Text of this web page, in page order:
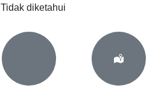
Tidak diketahui